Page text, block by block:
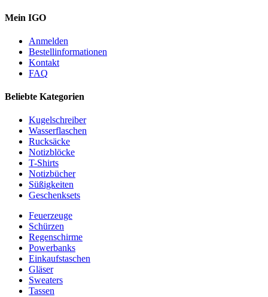
Mein IGO
Anmelden
Bestellinformationen
Kontakt
FAQ
Beliebte Kategorien
Kugelschreiber
Wasserflaschen
Rucksäcke
Notizblöcke
T-Shirts
Notizbücher
Süßigkeiten
Geschenksets
Feuerzeuge
Schürzen
Regenschirme
Powerbanks
Einkaufstaschen
Gläser
Sweaters
Tassen